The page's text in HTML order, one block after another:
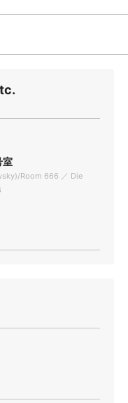
室
Room 666 ／ Die